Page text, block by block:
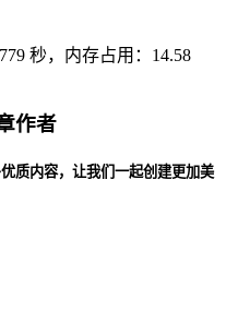
秒，内存占用：14.58
作者
质内容，让我们一起创建更加美